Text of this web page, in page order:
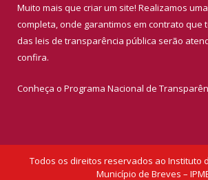
Muito mais que criar um site! Realizamos
completa, onde garantimos em contrato que
das leis de transparência pública serão
confira.
Conheça o Programa Nacional de
Todos os direitos reservados ao Instituto
Município de Breves –